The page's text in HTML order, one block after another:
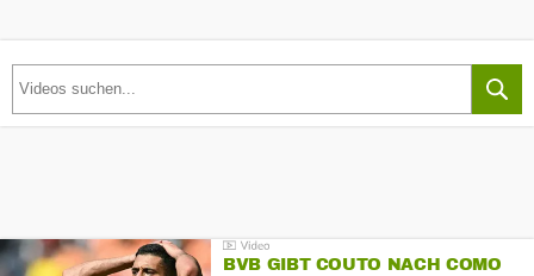
BVB GIBT COUTO NACH COMO